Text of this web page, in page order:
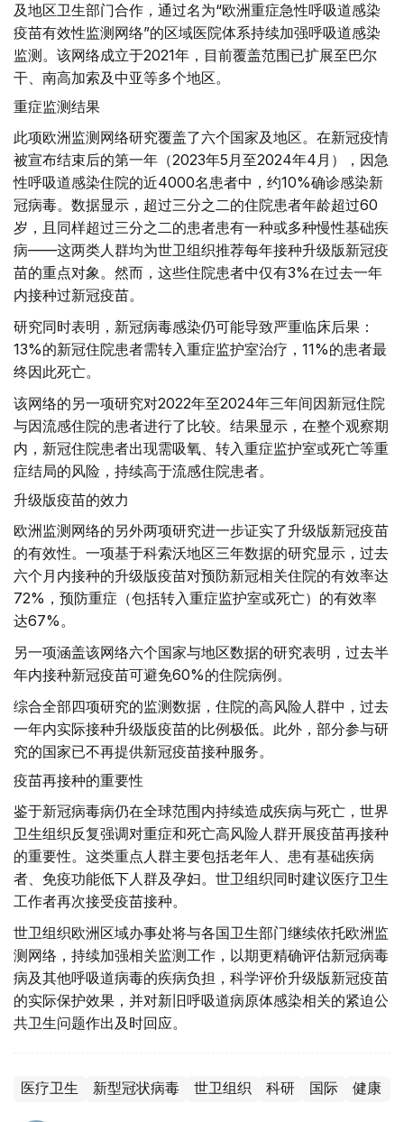
及地区卫生部门合作，通过名为“欧洲重症急性呼吸道感染
疫苗有效性监测网络”的区域医院体系持续加强呼吸道感染
监测。该网络成立于2021年，目前覆盖范围已扩展至巴尔
干、南高加索及中亚等多个地区。
重症监测结果
此项欧洲监测网络研究覆盖了六个国家及地区。在新冠疫情
被宣布结束后的第一年（2023年5月至2024年4月），因急
性呼吸道感染住院的近4000名患者中，约10%确诊感染新
冠病毒。数据显示，超过三分之二的住院患者年龄超过60
岁，且同样超过三分之二的患者患有一种或多种慢性基础疾
病——这两类人群均为世卫组织推荐每年接种升级版新冠疫
苗的重点对象。然而，这些住院患者中仅有3%在过去一年
内接种过新冠疫苗。
研究同时表明，新冠病毒感染仍可能导致严重临床后果：
13%的新冠住院患者需转入重症监护室治疗，11%的患者最
终因此死亡。
该网络的另一项研究对2022年至2024年三年间因新冠住院
与因流感住院的患者进行了比较。结果显示，在整个观察期
内，新冠住院患者出现需吸氧、转入重症监护室或死亡等重
症结局的风险，持续高于流感住院患者。
升级版疫苗的效力
欧洲监测网络的另外两项研究进一步证实了升级版新冠疫苗
的有效性。一项基于科索沃地区三年数据的研究显示，过去
六个月内接种的升级版疫苗对预防新冠相关住院的有效率达
72%，预防重症（包括转入重症监护室或死亡）的有效率
达67%。
另一项涵盖该网络六个国家与地区数据的研究表明，过去半
年内接种新冠疫苗可避免60%的住院病例。
综合全部四项研究的监测数据，住院的高风险人群中，过去
一年内实际接种升级版疫苗的比例极低。此外，部分参与研
究的国家已不再提供新冠疫苗接种服务。
疫苗再接种的重要性
鉴于新冠病毒病仍在全球范围内持续造成疾病与死亡，世界
卫生组织反复强调对重症和死亡高风险人群开展疫苗再接种
的重要性。这类重点人群主要包括老年人、患有基础疾病
者、免疫功能低下人群及孕妇。世卫组织同时建议医疗卫生
工作者再次接受疫苗接种。
世卫组织欧洲区域办事处将与各国卫生部门继续依托欧洲监
测网络，持续加强相关监测工作，以期更精确评估新冠病毒
病及其他呼吸道病毒的疾病负担，科学评价升级版新冠疫苗
的实际保护效果，并对新旧呼吸道病原体感染相关的紧迫公
共卫生问题作出及时回应。
医疗卫生 新型冠状病毒 世卫组织 科研 国际 健康